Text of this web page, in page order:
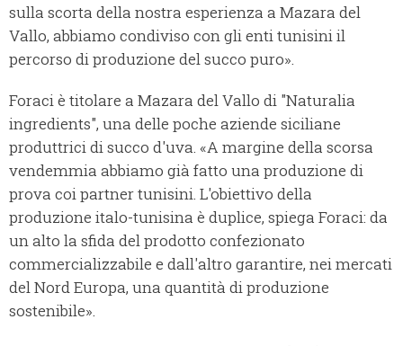
sulla scorta della nostra esperienza a Mazara del
Vallo, abbiamo condiviso con gli enti tunisini il
percorso di produzione del succo puro».
Foraci è titolare a Mazara del Vallo di "Naturalia
ingredients", una delle poche aziende siciliane
produttrici di succo d'uva. «A margine della scorsa
vendemmia abbiamo già fatto una produzione di
prova coi partner tunisini. L'obiettivo della
produzione italo-tunisina è duplice, spiega Foraci: da
un alto la sfida del prodotto confezionato
commercializzabile e dall'altro garantire, nei mercati
del Nord Europa, una quantità di produzione
sostenibile».